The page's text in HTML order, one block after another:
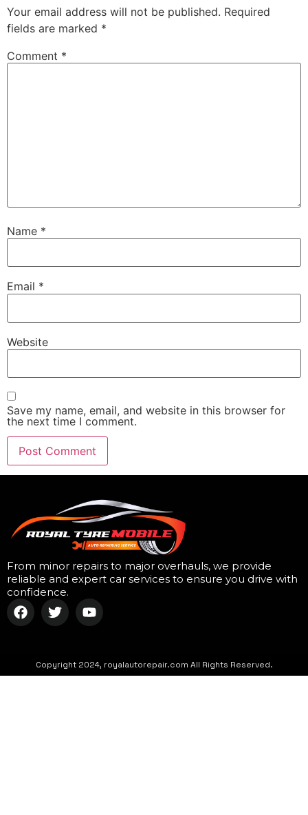
Your email address will not be published. Required
fields are marked *
Comment *
Name *
Email *
Website
Save my name, email, and website in this browser for
the next time I comment.
From minor repairs to major overhauls, we provide
reliable and expert car services to ensure you drive with
confidence.
Copyright 2024, royalautorepair.com All Rights Reserved.